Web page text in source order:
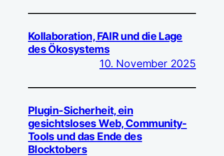
Kollaboration, FAIR und die Lage
des Ökosystems
10. November 2025
Plugin-Sicherheit, ein
gesichtsloses Web, Community-
Tools und das Ende des
Blocktobers